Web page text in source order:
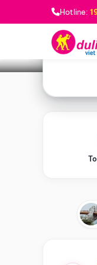
Hotline:
Bạn